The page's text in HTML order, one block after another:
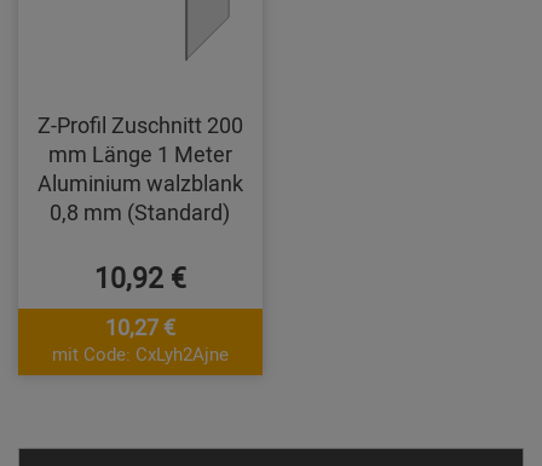
Z-Profil Zuschnitt 200
mm Länge 1 Meter
Aluminium walzblank
0,8 mm (Standard)
10,92 €
10,27 €
mit Code: CxLyh2Ajne